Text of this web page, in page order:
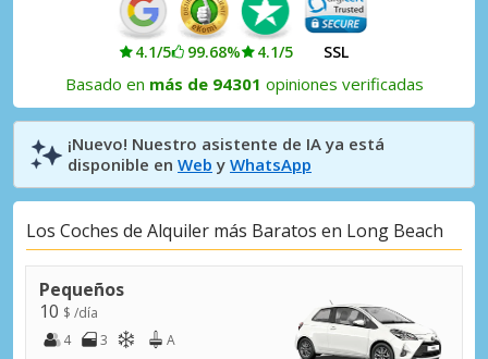
4.1/5 99.68% 4.1/5 SSL
Basado en más de 94301 opiniones verificadas
¡Nuevo! Nuestro asistente de IA ya está
disponible en Web y WhatsApp
Los Coches de Alquiler más Baratos en Long Beach
Pequeños
10 $ /día
4
3 A